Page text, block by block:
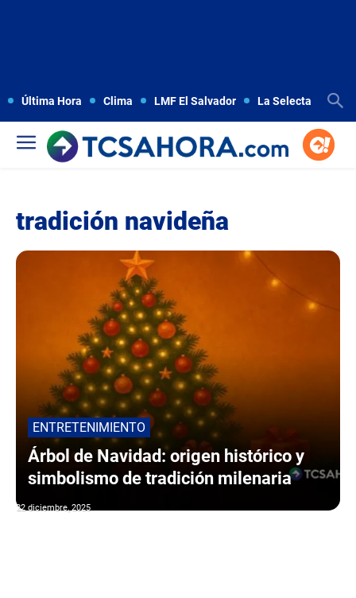
Última Hora Clima LMF El Salvador La Selecta
tradición navideña
ENTRETENIMIENTO
Árbol de Navidad: origen histórico y
simbolismo de tradición milenaria
22 diciembre, 2025